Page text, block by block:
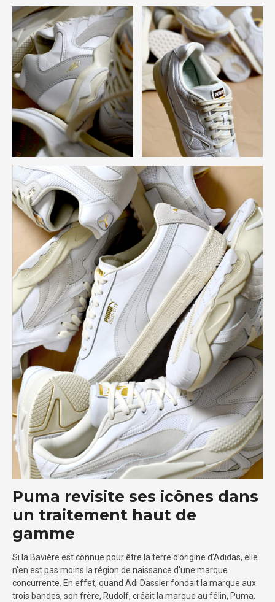
Puma revisite ses icônes dans
un traitement haut de
gamme
Si la Bavière est connue pour être la terre d’origine d’Adidas, elle
n’en est pas moins la région de naissance d’une marque
concurrente. En effet, quand Adi Dassler fondait la marque aux
trois bandes, son frère, Rudolf, créait la marque au félin, Puma.